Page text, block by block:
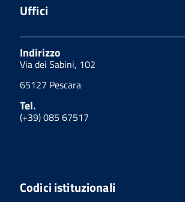
Uffici
Indirizzo
Via dei Sabini, 102
65127 Pescara
Tel.
(+39) 085 67517
Codici istituzionali